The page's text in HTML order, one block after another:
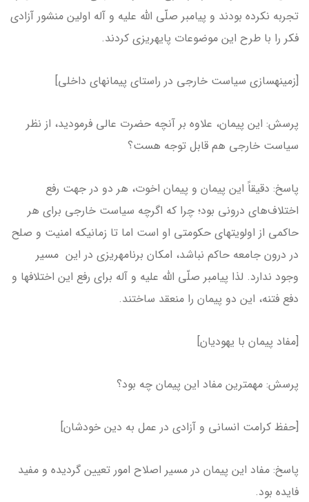
تجربه نکرده بودند و پیامبر صلّی الله علیه و آله اولین منشور آزادی
فکر را با طرح این موضوعات پایه­ریزی کردند.
[زمینه­سازی سیاست خارجی در راستای پیمان­های داخلی]
پرسش: این پیمان، علاوه بر آنچه حضرت عالی فرمودید، از نظر
سیاست خارجی هم قابل توجه هست؟
پاسخ: دقیقاً این پیمان و پیمان اخوت، هر دو در جهت رفع
اختلاف‌های درونی بود؛ چرا که اگرچه سیاست خارجی برای هر
حاکمی از اولویت­های حکومتی او است اما تا زمانی­که امنیت و صلح
در درون جامعه حاکم نباشد، امکان برنامه­ریزی در این مسیر
وجود ندارد. لذا پیامبر صلّی الله علیه و آله برای رفع این اختلاف­ها و
دفع فتنه، این دو پیمان را منعقد ساختند.
[مفاد پیمان با یهودیان]
پرسش: مهمترین مفاد این پیمان چه بود؟
[حفظ کرامت انسانی و آزادی در عمل به دین خودشان]
پاسخ: مفاد این پیمان در مسیر اصلاح امور تعیین ­گردیده و مفید
فایده بود.